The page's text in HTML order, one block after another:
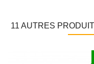
11 AUTRES